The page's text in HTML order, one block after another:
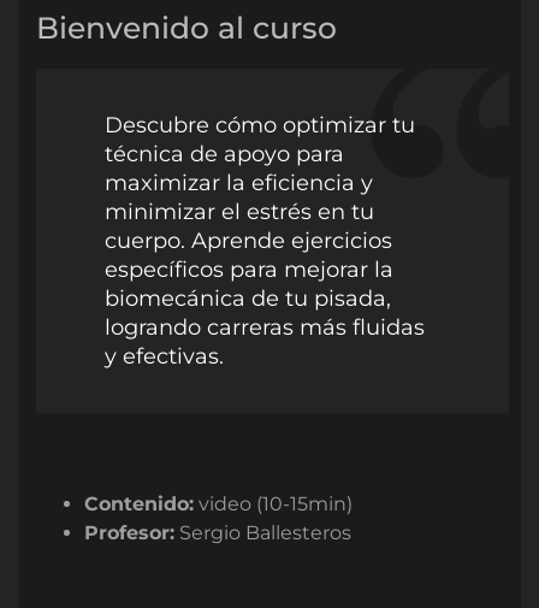
Bienvenido al curso
Descubre cómo optimizar tu
técnica de apoyo para
maximizar la eficiencia y
minimizar el estrés en tu
cuerpo. Aprende ejercicios
específicos para mejorar la
biomecánica de tu pisada,
logrando carreras más fluidas
y efectivas.
Contenido: video (10-15min)
Profesor: Sergio Ballesteros